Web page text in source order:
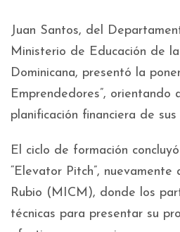
Juan Santos, del
Ministerio de Educación de
Dominicana, presentó la
Emprendedores”, orientando
planificación financiera de
El ciclo de formación
“Elevator Pitch”,
Rubio (MICM), donde los
técnicas para presentar su